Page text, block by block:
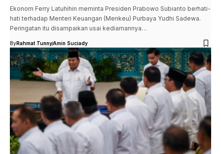
Ekonom Ferry Latuhihin meminta Presiden Prabowo Subianto berhati-
hati terhadap Menteri Keuangan (Menkeu) Purbaya Yudhi Sadewa.
Peringatan itu disampaikan usai kediamannya…
ByRahmat TunnyAmin Suciady